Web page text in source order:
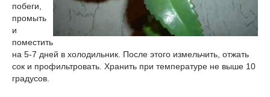
побеги,
промыть
и
поместить
на 5-7 дней в холодильник. После этого измельчить, отжать
сок и профильтровать. Хранить при температуре не выше 10
градусов.